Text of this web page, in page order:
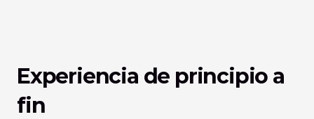
Experiencia de principio a
fin